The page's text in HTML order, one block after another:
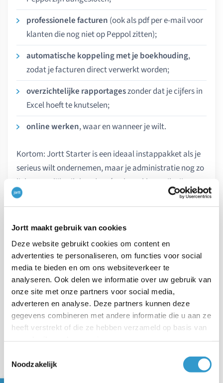
Jortt maakt gebruik van cookies
Deze website gebruikt cookies om content en
advertenties te personaliseren, om functies voor social
media te bieden en om ons websiteverkeer te
analyseren. Ook delen we informatie over uw gebruik van
onze site met onze partners voor social media,
adverteren en analyse. Deze partners kunnen deze
gegevens combineren met andere informatie die u aan ze
heeft verstrekt of die ze hebben verzameld op basis van
Noodzakelijk
professionele facturen (ook als pdf per e-mail voor
klanten die nog niet op Peppol zitten);
automatische koppeling met je boekhouding,
zodat je facturen direct verwerkt worden;
overzichtelijke rapportageszonder dat je cijfers in
Excel hoeft te knutselen;
online werken, waar en wanneer je wilt.
Kortom: Jortt Starter is een ideaal instappakket als je
serieus wilt ondernemen, maar je administratie nog zo
licht mogelijk wilt houden, én alvast klaar wilt zijn voor
de toekomst van Peppol-factureren.
Waarom Peppol en jortt samen
zo krachtig zijn
Peppol lost het verzenden en ontvangen van facturen
op. Jortt zorgt ervoor dat die facturen naadloos
aansluiten op de rest van je administratie. Samen krijg
je een combinatie die veel verder gaat dan alleen e-
factureren.
bankkoppeling,
verliesrekening: alles loopt via jortt, zonder losse